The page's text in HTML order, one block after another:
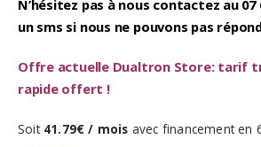
N’hésitez pas à nous contactez au 07
un sms si nous ne pouvons pas
Offre actuelle Dualtron Store: tarif
rapide offert !
Soit 41.79€ / mois avec financement en